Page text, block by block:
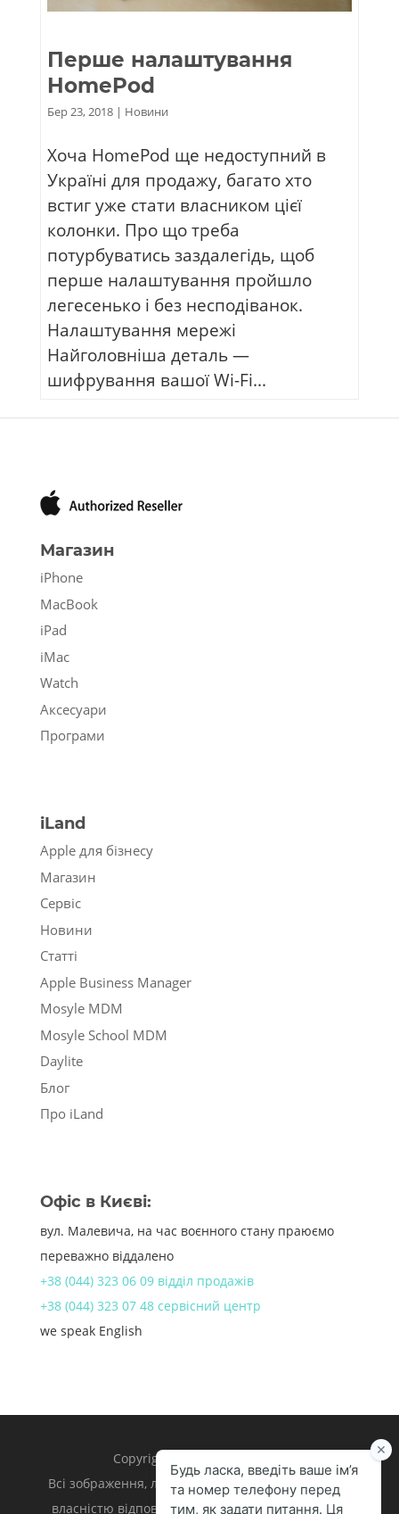
Перше налаштування
HomePod
Бер 23, 2018| Новини
Хоча HomePod ще недоступний в
Україні для продажу, багато хто
встиг уже стати власником цієї
колонки. Про що треба
потурбуватись заздалегідь, щоб
перше налаштування пройшло
легесенько і без несподіванок.
Налаштування мережі
Найголовніша деталь —
шифрування вашої Wi-Fi...
Магазин
iPhone
MacBook
iPad
iMac
Watch
Аксесуари
Програми
iLand
Apple для бізнесу
Магазин
Сервіс
Новини
Статті
Apple Business Manager
Mosyle MDM
Mosyle School MDM
Daylite
Блог
Про iLand
Офіс в Києві:
вул. Малевича, на час воєнного стану праюємо
переважно віддалено
+38 (044) 323 06 09 відділ продажів
+38 (044) 323 07 48 сервісний центр
we speak English
Copyright 1998 – 2024 iLand.
Всі зображення, логотипи та торгівельні марки є
власністю відповідних власників. Apple, iPhone,